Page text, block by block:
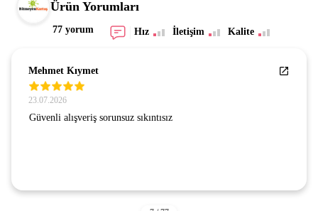
Ürün Yorumları
77 yorum Hız İletişim Kalite
Mehmet Kıymet
23.07.2026
Güvenli alışveriş sorunsuz sıkıntısız